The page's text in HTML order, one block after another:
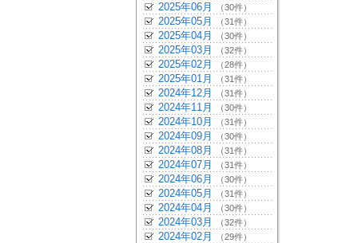
2025年06月 （30件）
2025年05月 （31件）
2025年04月 （30件）
2025年03月 （32件）
2025年02月 （28件）
2025年01月 （31件）
2024年12月 （31件）
2024年11月 （30件）
2024年10月 （31件）
2024年09月 （30件）
2024年08月 （31件）
2024年07月 （31件）
2024年06月 （30件）
2024年05月 （31件）
2024年04月 （30件）
2024年03月 （32件）
2024年02月 （29件）